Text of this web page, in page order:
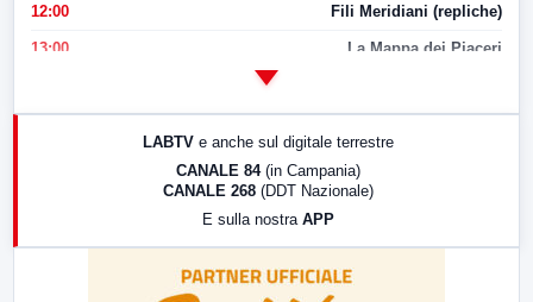
12:00 Fili Meridiani (repliche)
13:00 La Mappa dei Piaceri
LABTV e anche sul digitale terrestre
CANALE 84 (in Campania)
CANALE 268 (DDT Nazionale)
E sulla nostra APP